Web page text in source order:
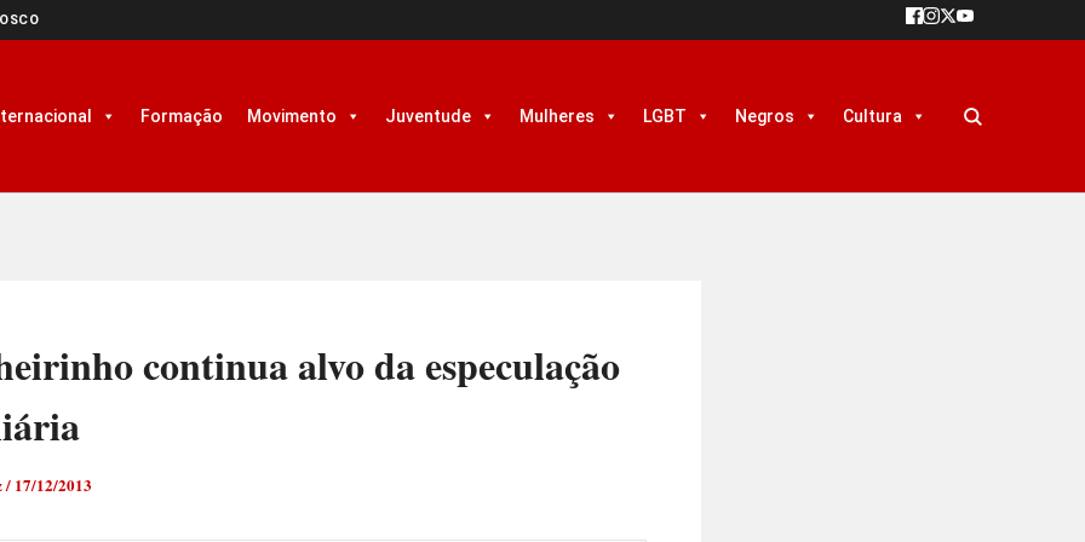
Formação Movimento Juventude Mulheres LGBT Negros Cultura
continua alvo da especulação
/ 17/12/2013